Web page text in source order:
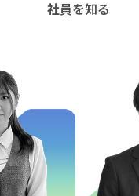
社員を知る